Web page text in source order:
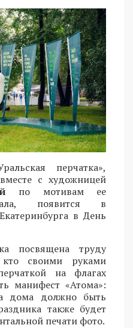
перчатка»,
с художницей
по мотивам ее
появится в
в День
посвящена труду
своими руками
на флагах
манифест «Атома»:
дома должно быть
также будет
печати фото.